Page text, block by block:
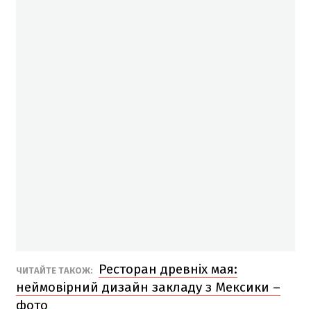
ЧИТАЙТЕ ТАКОЖ:
Ресторан древніх мая:
неймовірний дизайн закладу з Мексики –
фото